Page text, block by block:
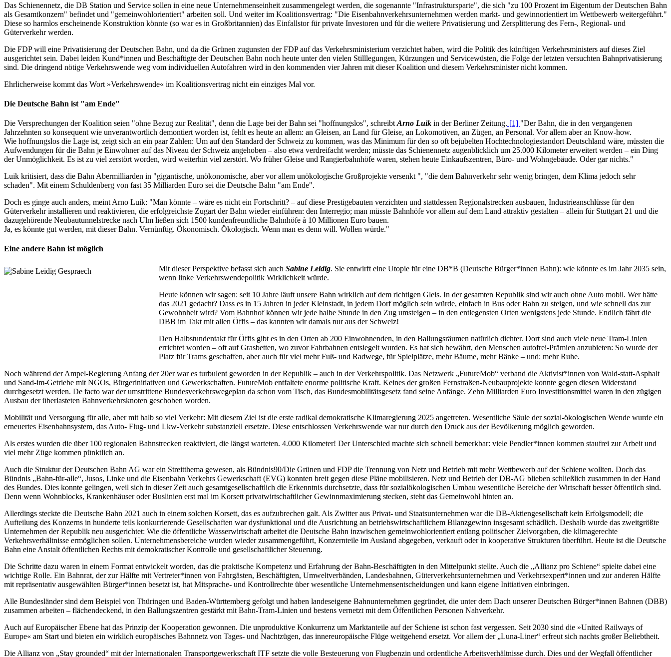
Das Schienennetz, die DB Station und Service sollen in eine neue Unternehmenseinheit zusammengelegt werden, die sogenannte "Infrastruktursparte", die sich "zu 100 Prozent im Eigentum der Deutschen Bahn
als Gesamtkonzern" befindet und "gemeinwohlorientiert" arbeiten soll. Und weiter im Koalitionsvertrag: "Die Eisenbahnverkehrsunternehmen werden markt- und gewinnorientiert im Wettbewerb weitergeführt."
Diese so harmlos erscheinende Konstruktion könnte (so war es in Großbritannien) das Einfallstor für private Investoren und für die weitere Privatisierung und Zersplitterung des Fern-, Regional- und
Güterverkehr werden.
Die FDP will eine Privatisierung der Deutschen Bahn, und da die Grünen zugunsten der FDP auf das Verkehrsministerium verzichtet haben, wird die Politik des künftigen Verkehrsministers auf dieses Ziel
ausgerichtet sein. Dabei leiden Kun­d*in­nen und Beschäftigte der Deutschen Bahn noch heute unter den vielen Stilllegungen, Kürzungen und Servicewüsten, die Folge der letzten versuchten Bahnprivatisierung
sind. Die dringend nötige Verkehrswende weg vom individuellen Autofahren wird in den kommenden vier Jahren mit dieser Koalition und diesem Verkehrsminister nicht kommen.
Ehrlicherweise kommt das Wort »Verkehrswende« im Koalitionsvertrag nicht ein einziges Mal vor.
Die Deutsche Bahn ist "am Ende"
Die Versprechungen der Koalition seien "ohne Bezug zur Realität", denn die Lage bei der Bahn sei "hoffnungslos", schreibt Arno Luik in der Berliner Zeitung. [1] "Der Bahn, die in den vergangenen
Jahrzehnten so konsequent wie unverantwortlich demontiert worden ist, fehlt es heute an allem: an Gleisen, an Land für Gleise, an Lokomotiven, an Zügen, an Personal. Vor allem aber an Know-how.
Wie hoffnungslos die Lage ist, zeigt sich an ein paar Zahlen: Um auf den Standard der Schweiz zu kommen, was das Minimum für den so oft bejubelten Hochtechnologiestandort Deutschland wäre, müssten die
Aufwendungen für die Bahn je Einwohner auf das Niveau der Schweiz angehoben – also etwa verdreifacht werden; müsste das Schienennetz augenblicklich um 25.000 Kilometer erweitert werden – ein Ding
der Unmöglichkeit. Es ist zu viel zerstört worden, wird weiterhin viel zerstört. Wo früher Gleise und Rangierbahnhöfe waren, stehen heute Einkaufszentren, Büro- und Wohngebäude. Oder gar nichts."
Luik kritisiert, dass die Bahn Abermilliarden in "gigantische, unökonomische, aber vor allem unökologische Großprojekte versenkt ", "die dem Bahnverkehr sehr wenig bringen, dem Klima jedoch sehr
schaden". Mit einem Schuldenberg von fast 35 Milliarden Euro sei die Deutsche Bahn "am Ende".
Doch es ginge auch anders, meint Arno Luik: "Man könnte – wäre es nicht ein Fortschritt? – auf diese Prestigebauten verzichten und stattdessen Regionalstrecken ausbauen, Industrieanschlüsse für den
Güterverkehr installieren und reaktivieren, die erfolgreichste Zugart der Bahn wieder einführen: den Interregio; man müsste Bahnhöfe vor allem auf dem Land attraktiv gestalten – allein für Stuttgart 21 und die
dazugehörende Neubautunnelstrecke nach Ulm ließen sich 1500 kundenfreundliche Bahnhöfe à 10 Millionen Euro bauen.
Ja, es könnte gut werden, mit dieser Bahn. Vernünftig. Ökonomisch. Ökologisch. Wenn man es denn will. Wollen würde."
Eine andere Bahn ist möglich
Mit dieser Perspektive befasst sich auch Sabine Leidig. Sie entwirft eine Utopie für eine DB*B (Deutsche Bürger*innen Bahn): wie könnte es im Jahr 2035 sein,
wenn linke Verkehrswendepolitik Wirklichkeit würde.
Heute können wir sagen: seit 10 Jahre läuft unsere Bahn wirklich auf dem richtigen Gleis. In der gesamten Republik sind wir auch ohne Auto mobil. Wer hätte
das 2021 gedacht? Dass es in 15 Jahren in jeder Kleinstadt, in jedem Dorf möglich sein würde, einfach in Bus oder Bahn zu steigen, und wie schnell das zur
Gewohnheit wird? Vom Bahnhof können wir jede halbe Stunde in den Zug umsteigen – in den entlegensten Orten wenigstens jede Stunde. Endlich fährt die
DBB im Takt mit allen Öffis – das kannten wir damals nur aus der Schweiz!
Den Halbstundentakt für Öffis gibt es in den Orten ab 200 Einwohnenden, in den Ballungsräumen natürlich dichter. Dort sind auch viele neue Tram-Linien
errichtet worden – oft auf Grasbetten, wo zuvor Fahrbahnen entsiegelt wurden. Es hat sich bewährt, den Menschen autofrei-Prämien anzubieten: So wurde der
Platz für Trams geschaffen, aber auch für viel mehr Fuß- und Radwege, für Spielplätze, mehr Bäume, mehr Bänke – und: mehr Ruhe.
Noch während der Ampel-Regierung Anfang der 20er war es turbulent geworden in der Republik – auch in der Verkehrspolitik. Das Netzwerk „FutureMob“ verband die Aktivist*innen von Wald-statt-Asphalt
und Sand-im-Getriebe mit NGOs, Bürgerinitiativen und Gewerkschaften. FutureMob entfaltete enorme politische Kraft. Keines der großen Fernstraßen-Neubauprojekte konnte gegen diesen Widerstand
durchgesetzt werden. De facto war der umstrittene Bundesverkehrswegeplan da schon vom Tisch, das Bundesmobilitätsgesetz fand seine Anfänge. Zehn Milliarden Euro Investitionsmittel waren in den zügigen
Ausbau der überlasteten Bahnverkehrsknoten geschoben worden.
Mobilität und Versorgung für alle, aber mit halb so viel Verkehr: Mit diesem Ziel ist die erste radikal demokratische Klimaregierung 2025 angetreten. Wesentliche Säule der sozial-ökologischen Wende wurde ein
erneuertes Eisenbahnsystem, das Auto- Flug- und Lkw-Verkehr substanziell ersetzte. Diese entschlossen Verkehrswende war nur durch den Druck aus der Bevölkerung möglich geworden.
Als erstes wurden die über 100 regionalen Bahnstrecken reaktiviert, die längst warteten. 4.000 Kilometer! Der Unterschied machte sich schnell bemerkbar: viele Pendler*innen kommen staufrei zur Arbeit und
viel mehr Züge kommen pünktlich an.
Auch die Struktur der Deutschen Bahn AG war ein Streitthema gewesen, als Bündnis90/Die Grünen und FDP die Trennung von Netz und Betrieb mit mehr Wettbewerb auf der Schiene wollten. Doch das
Bündnis „Bahn-für-alle“, Jusos, Linke und die Eisenbahn Verkehrs Gewerkschaft (EVG) konnten breit gegen diese Pläne mobilisieren. Netz und Betrieb der DB-AG blieben schließlich zusammen in der Hand
des Bundes. Dies konnte gelingen, weil sich in dieser Zeit auch gesamtgesellschaftlich die Erkenntnis durchsetzte, dass für sozialökologischen Umbau wesentliche Bereiche der Wirtschaft besser öffentlich sind.
Denn wenn Wohnblocks, Krankenhäuser oder Buslinien erst mal im Korsett privatwirtschaftlicher Gewinnmaximierung stecken, steht das Gemeinwohl hinten an.
Allerdings steckte die Deutsche Bahn 2021 auch in einem solchen Korsett, das es aufzubrechen galt. Als Zwitter aus Privat- und Staatsunternehmen war die DB-Aktiengesellschaft kein Erfolgsmodell; die
Aufteilung des Konzerns in hunderte teils konkurrierende Gesellschaften war dysfunktional und die Ausrichtung an betriebswirtschaftlichem Bilanzgewinn insgesamt schädlich. Deshalb wurde das zweitgrößte
Unternehmen der Republik neu ausgerichtet: Wie die öffentliche Wasserwirtschaft arbeitet die Deutsche Bahn inzwischen gemeinwohlorientiert entlang politischer Zielvorgaben, die klimagerechte
Verkehrsverhältnisse ermöglichen sollen. Unternehmensbereiche wurden wieder zusammengeführt, Konzernteile im Ausland abgegeben, verkauft oder in kooperative Strukturen überführt. Heute ist die Deutsche
Bahn eine Anstalt öffentlichen Rechts mit demokratischer Kontrolle und gesellschaftlicher Steuerung.
Die Schritte dazu waren in einem Format entwickelt worden, das die praktische Kompetenz und Erfahrung der Bahn-Beschäftigten in den Mittelpunkt stellte. Auch die „Allianz pro Schiene“ spielte dabei eine
wichtige Rolle. Ein Bahnrat, der zur Hälfte mit Vertreter*innen von Fahrgästen, Beschäftigten, Umweltverbänden, Landesbahnen, Güterverkehrsunternehmen und Verkehrsexpert*innen und zur anderen Hälfte
mit repräsentativ ausgewählten Bürger*innen besetzt ist, hat Mitsprache- und Kontrollrechte über wesentliche Unternehmensentscheidungen und kann eigene Initiativen einbringen.
Alle Bundesländer sind dem Beispiel von Thüringen und Baden-Württemberg gefolgt und haben landeseigene Bahnunternehmen gegründet, die unter dem Dach unserer Deutschen Bürger*innen Bahnen (DBB)
zusammen arbeiten – flächendeckend, in den Ballungszentren gestärkt mit Bahn-Tram-Linien und bestens vernetzt mit dem Öffentlichen Personen Nahverkehr.
Auch auf Europäischer Ebene hat das Prinzip der Kooperation gewonnen. Die unproduktive Konkurrenz um Marktanteile auf der Schiene ist schon fast vergessen. Seit 2030 sind die »United Railways of
Europe« am Start und bieten ein wirklich europäisches Bahnnetz von Tages- und Nachtzügen, das innereuropäische Flüge weitgehend ersetzt. Vor allem der „Luna-Liner“ erfreut sich nachts großer Beliebtheit.
Die Allianz von „Stay grounded“ mit der Internationalen Transportgewerkschaft ITF setzte die volle Besteuerung von Flugbenzin und ordentliche Arbeitsverhältnisse durch. Dies und der Wegfall öffentlicher